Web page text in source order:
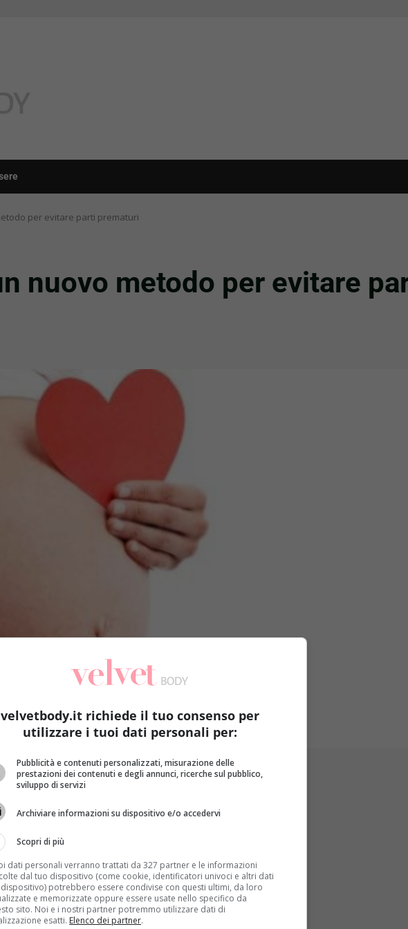
per evitare parti prematuri
nuovo metodo per evitare
velvetbody.it richiede il tuo consenso per
utilizzare i tuoi dati personali per:
Pubblicità e contenuti personalizzati, misurazione delle
prestazioni dei contenuti e degli annunci, ricerche sul pubblico,
sviluppo di servizi
Archiviare informazioni su dispositivo e/o accedervi
Scopri di più
dati personali verranno trattati da 327 partner e le informazioni
dal tuo dispositivo (come cookie, identificatori univoci e altri dati
potrebbero essere condivise con questi ultimi, da loro
e memorizzate oppure essere usate nello specifico da
sito. Noi e i nostri partner potremmo utilizzare dati di
esatti. Elenco dei partner.